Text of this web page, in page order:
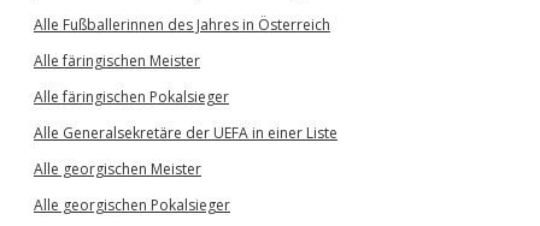
Alle Fußballerinnen des Jahres in Österreich
Alle färingischen Meister
Alle färingischen Pokalsieger
Alle Generalsekretäre der UEFA in einer Liste
Alle georgischen Meister
Alle georgischen Pokalsieger